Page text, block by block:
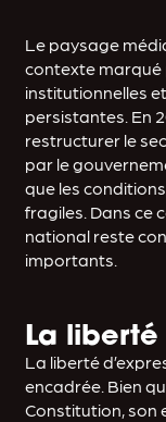
Le paysage
contexte
institutionnelles
persistantes. En
restructurer le
par le
que les
fragiles. Dans ce
national reste
importants.
La liberté
La liberté
encadrée. Bien
Constitution, son